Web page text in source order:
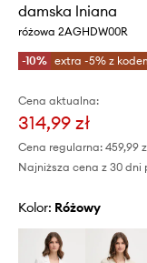
damska lniana
różowa 2AGHDW00R
-10% extra -5% z
Cena aktualna:
314,99 zł
Cena regularna: 459,99
Najniższa cena z 30 dni
Kolor: różowy